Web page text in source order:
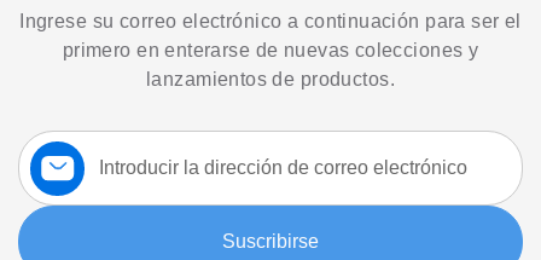
Ingrese su correo electrónico a continuación para ser el
primero en enterarse de nuevas colecciones y
lanzamientos de productos.
Suscríbase
a
nuestro
boletín:
Suscribirse